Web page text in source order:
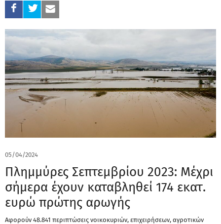
05/04/2024
Πλημμύρες Σεπτεμβρίου 2023: Μέχρι
σήμερα έχουν καταβληθεί 174 εκατ.
ευρώ πρώτης αρωγής
Αφορούν 48.841 περιπτώσεις νοικοκυριών, επιχειρήσεων, αγροτικών